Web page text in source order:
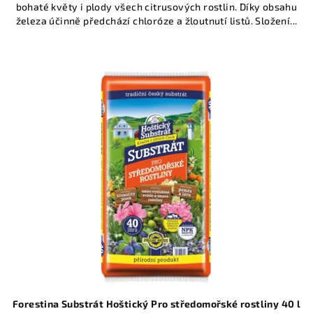
bohaté květy i plody všech citrusových rostlin. Díky obsahu
železa účinně předchází chloróze a žloutnutí listů. Složení...
Forestina Substrát Hoštický Pro středomořské rostliny 40 l